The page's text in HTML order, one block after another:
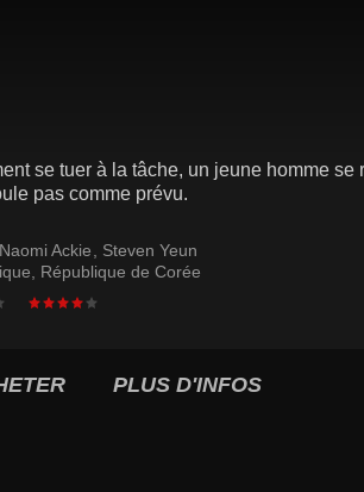
se tuer à la tâche, un jeune homme
pas comme prévu.
Naomi Ackie
Steven Yeun
République de Corée
PLUS D'INFOS